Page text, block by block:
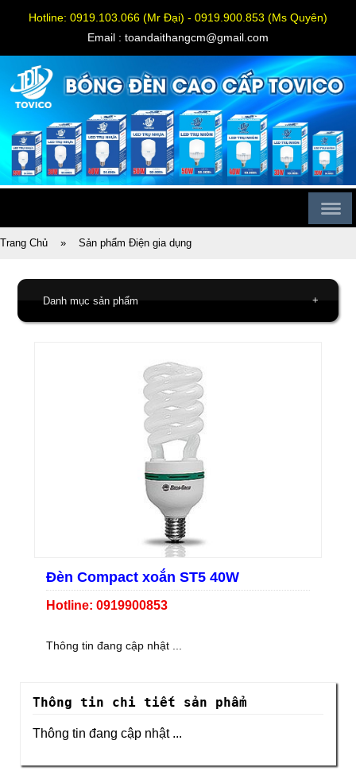
Hotline: 0919.103.066 (Mr Đại) - 0919.900.853 (Ms Quyên)
Email : toandaithangcm@gmail.com
Trang Chủ » Sản phẩm Điện gia dụng
Danh mục sản phẩm +
Đèn Compact xoắn ST5 40W
Hotline: 0919900853
Thông tin đang cập nhật ...
Thông tin chi tiết sản phẩm
Thông tin đang cập nhật ...